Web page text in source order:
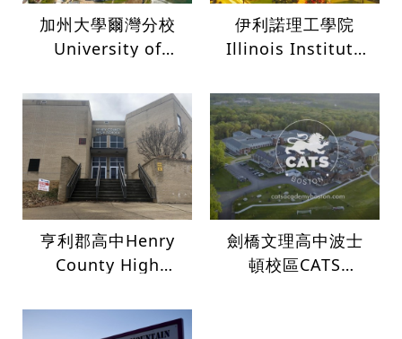
加州大學爾灣分校
University of
伊利諾理工學院
Illinois Institute
亨利郡高中Henry
County High
劍橋文理高中波士
頓校區CATS